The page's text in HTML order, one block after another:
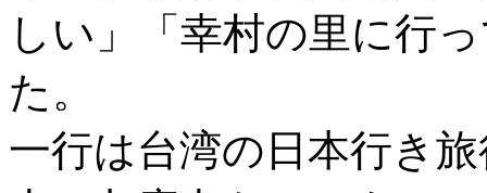
しい」「幸村の里に行
た。
一行は台湾の日本行き